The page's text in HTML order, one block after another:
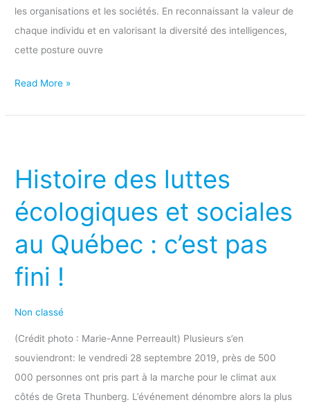
les organisations et les sociétés. En reconnaissant la valeur de
chaque individu et en valorisant la diversité des intelligences,
cette posture ouvre
Read More »
Histoire des luttes
écologiques et sociales
au Québec : c’est pas
fini !
Non classé
(Crédit photo : Marie-Anne Perreault) Plusieurs s’en
souviendront: le vendredi 28 septembre 2019, près de 500
000 personnes ont pris part à la marche pour le climat aux
côtés de Greta Thunberg. L’événement dénombre alors la plus
luttes
et
au
Québec
c’est
pas
!